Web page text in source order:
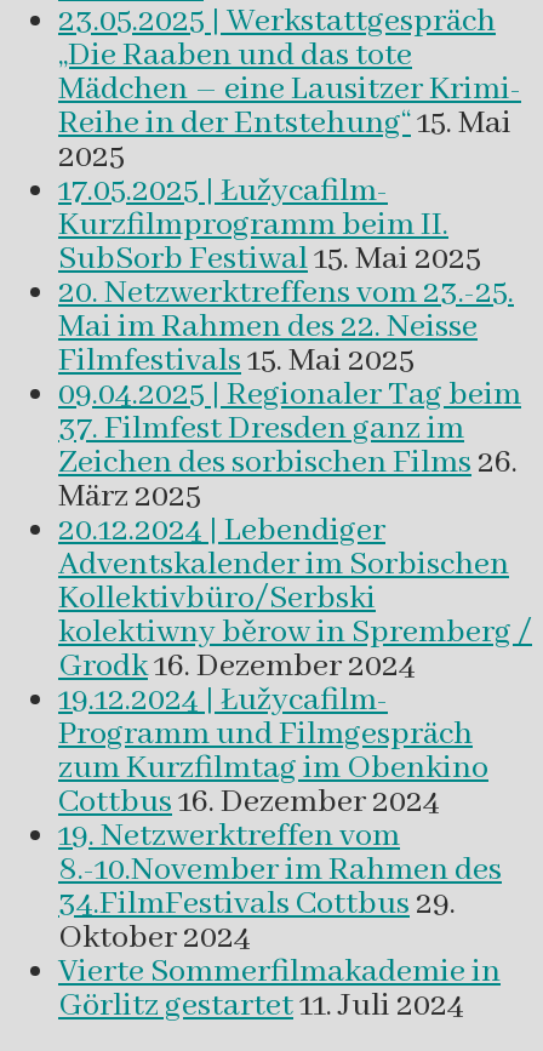
23.05.2025 | Werkstattgespräch
„Die Raaben und das tote
Mädchen – eine Lausitzer Krimi-
Reihe in der Entstehung“15. Mai
2025
17.05.2025 | Łužycafilm-
Kurzfilmprogramm beim II.
SubSorb Festiwal15. Mai 2025
20. Netzwerktreffens vom 23.-25.
Mai im Rahmen des 22. Neisse
Filmfestivals15. Mai 2025
09.04.2025 | Regionaler Tag beim
37. Filmfest Dresden ganz im
Zeichen des sorbischen Films26.
März 2025
20.12.2024 | Lebendiger
Adventskalender im Sorbischen
Kollektivbüro/Serbski
kolektiwny běrow in Spremberg /
Grodk16. Dezember 2024
19.12.2024 | Łužycafilm-
Programm und Filmgespräch
zum Kurzfilmtag im Obenkino
Cottbus16. Dezember 2024
19. Netzwerktreffen vom
8.-10.November im Rahmen des
34.FilmFestivals Cottbus29.
Oktober 2024
Vierte Sommerfilmakademie in
Görlitz gestartet11. Juli 2024